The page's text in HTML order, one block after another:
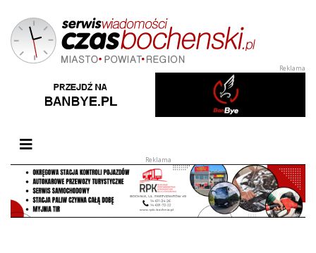
Przełącz nawigację